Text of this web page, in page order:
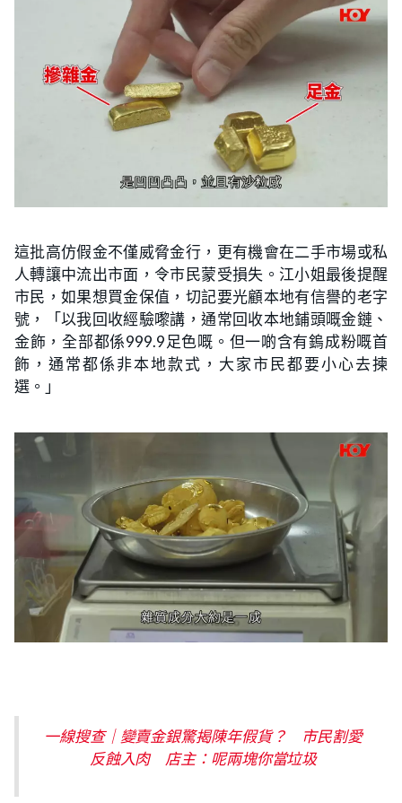
這批高仿假金不僅威脅金行，更有機會在二手市場或私
人轉讓中流出市面，令市民蒙受損失。江小姐最後提醒
市民，如果想買金保值，切記要光顧本地有信譽的老字
號，「以我回收經驗嚟講，通常回收本地鋪頭嘅金鏈、
金飾，全部都係999.9足色嘅。但一啲含有鎢成粉嘅首
飾，通常都係非本地款式，大家市民都要小心去揀
選。」
一線搜查｜變賣金銀驚揭陳年假貨？ 市民割愛
反蝕入肉 店主：呢兩塊你當垃圾